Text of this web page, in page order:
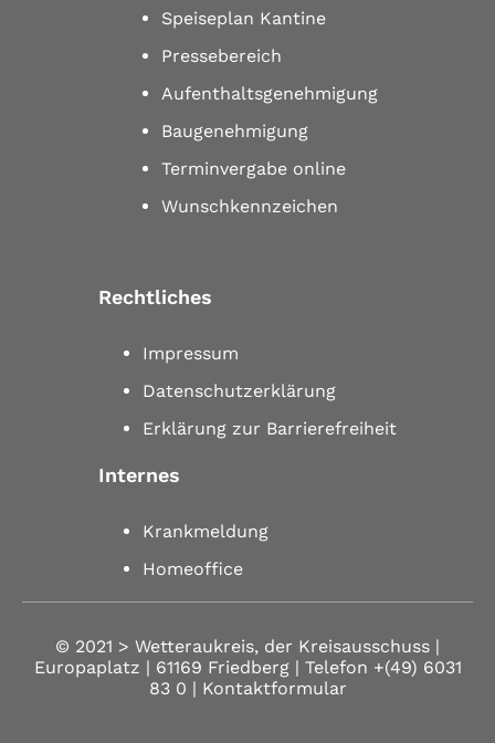
Speiseplan Kantine
Pressebereich
Aufenthaltsgenehmigung
Baugenehmigung
Terminvergabe online
Wunschkennzeichen
Rechtliches
Impressum
Datenschutzerklärung
Erklärung zur Barrierefreiheit
Internes
Krankmeldung
Homeoffice
© 2021 > Wetteraukreis, der Kreisausschuss |
Europaplatz | 61169 Friedberg | Telefon +(49) 6031
83 0 | Kontaktformular